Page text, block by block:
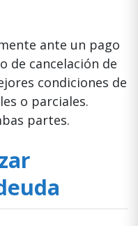
ante un pago
de cancelación de
condiciones de
o parciales.
partes.